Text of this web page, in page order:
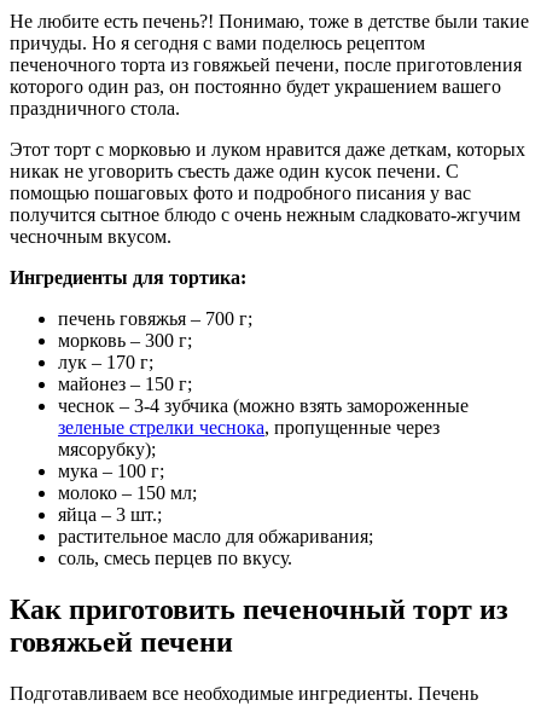
Не любите есть печень?! Понимаю, тоже в детстве были такие
причуды. Но я сегодня с вами поделюсь рецептом
печеночного торта из говяжьей печени, после приготовления
которого один раз, он постоянно будет украшением вашего
праздничного стола.
Этот торт с морковью и луком нравится даже деткам, которых
никак не уговорить съесть даже один кусок печени. С
помощью пошаговых фото и подробного писания у вас
получится сытное блюдо с очень нежным сладковато-жгучим
чесночным вкусом.
Ингредиенты для тортика:
печень говяжья – 700 г;
морковь – 300 г;
лук – 170 г;
майонез – 150 г;
чеснок – 3-4 зубчика (можно взять замороженные
зеленые стрелки чеснока, пропущенные через
мясорубку);
мука – 100 г;
молоко – 150 мл;
яйца – 3 шт.;
растительное масло для обжаривания;
соль, смесь перцев по вкусу.
Как приготовить печеночный торт из
говяжьей печени
Подготавливаем все необходимые ингредиенты. Печень